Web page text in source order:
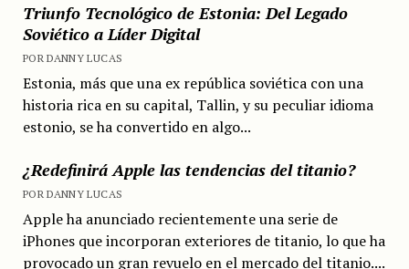
Triunfo Tecnológico de Estonia: Del Legado
Soviético a Líder Digital
POR DANNY LUCAS
Estonia, más que una ex república soviética con una
historia rica en su capital, Tallin, y su peculiar idioma
estonio, se ha convertido en algo...
¿Redefinirá Apple las tendencias del titanio?
POR DANNY LUCAS
Apple ha anunciado recientemente una serie de
iPhones que incorporan exteriores de titanio, lo que ha
provocado un gran revuelo en el mercado del titanio....